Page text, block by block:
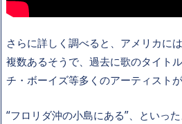
さらに詳しく調べると、アメリカに
複数あるそうで、過去に歌のタイト
チ・ボーイズ等多くのアーティスト
“フロリダ沖の小島にある”、といっ